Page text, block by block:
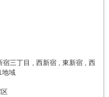
三丁目 , 西新宿 , 東新宿 , 西
地域
区